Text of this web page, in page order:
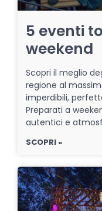
5 eventi
weekend
Scopri il meglio
regione al
imperdibili,
Preparati a
autentici e
SCOPRI »